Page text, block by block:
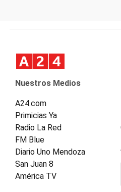
Nuestros Medios
A24.com
Primicias Ya
Radio La Red
FM Blue
Diario Uno Mendoza
San Juan 8
América TV